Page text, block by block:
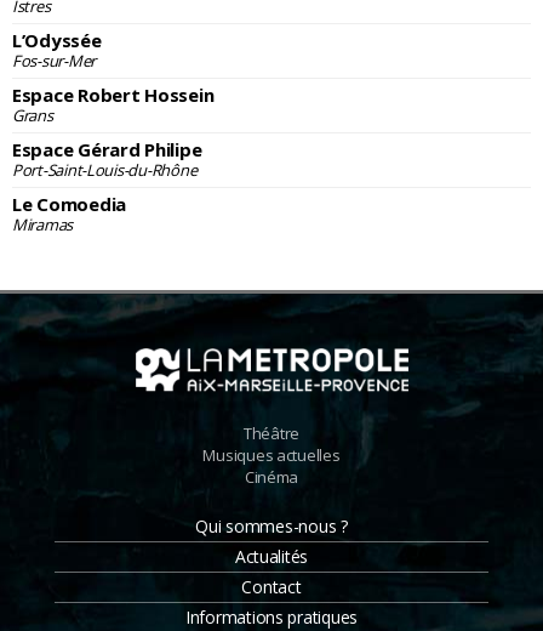
Istres
L’Odyssée
Fos-sur-Mer
Espace Robert Hossein
Grans
Espace Gérard Philipe
Port-Saint-Louis-du-Rhône
Le Comoedia
Miramas
Théâtre
Musiques actuelles
Cinéma
Qui sommes-nous ?
Actualités
Contact
Informations pratiques